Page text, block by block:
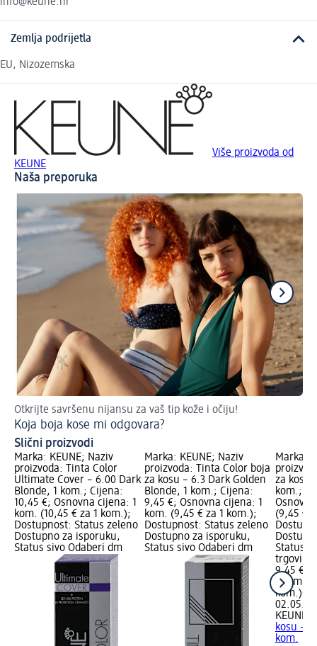
Zemlja podrijetla
EU, Nizozemska
Više proizvoda od
KEUNE
Naša preporuka
Otkrijte savršenu nijansu za vaš tip kože i očiju!
Koja boja kose mi odgovara?
Slični proizvodi
Marka: KEUNE; Naziv
proizvoda: Tinta Color
Ultimate Cover – 6.00 Dark
Blonde, 1 kom.; Cijena:
10,45 €; Osnovna cijena: 1
kom. (10,45 € za 1 kom.);
Dostupnost: Status zeleno
Dostupno za isporuku,
Status sivo Odaberi dm
Marka: KEUNE; Naziv
proizvoda: Tinta Color boja
za kosu – 6.3 Dark Golden
Blonde, 1 kom.; Cijena:
9,45 €; Osnovna cijena: 1
kom. (9,45 € za 1 kom.);
Dostupnost: Status zeleno
Dostupno za isporuku,
Status sivo Odaberi dm
Marka:
za kosu
kom.;
(9,45 €
Status
trgovinu
9,45 €
1 kom.
kom.)
KEUNE
kosu – 3
kom.